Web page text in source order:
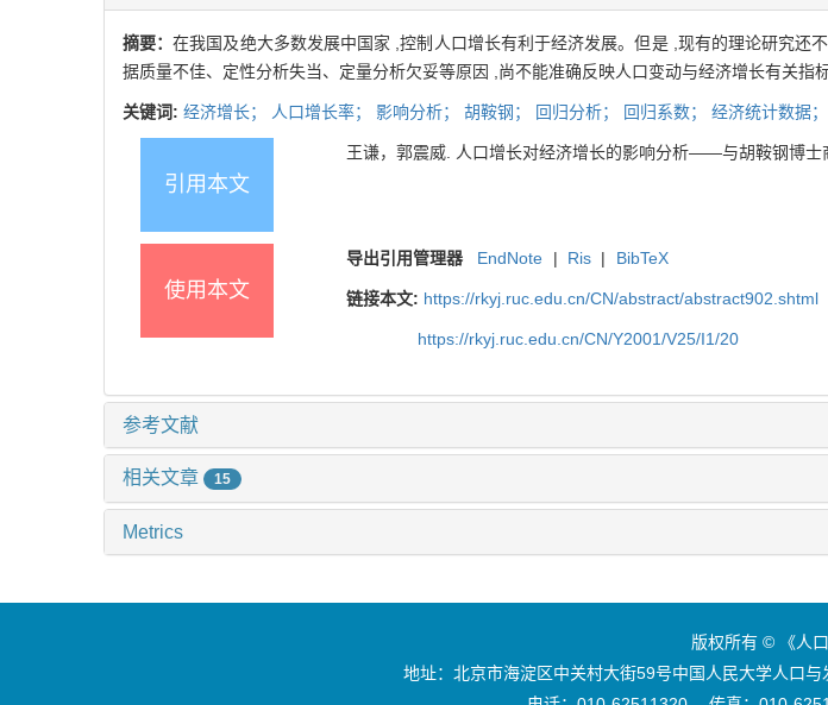
摘要：在我国及绝大多数发展中国家 ,控制人口增长有利于经济发展。但是 ,现有的理论研究还
据质量不佳、定性分析失当、定量分析欠妥等原因 ,尚不能准确反映人口变动与经济增长有关指
关键词: 经济增长； 人口增长率； 影响分析； 胡鞍钢； 回归分析； 回归系数； 经济统计数据；
引用本文
王谦，郭震威. 人口增长对经济增长的影响分析——与胡鞍钢博士
使用本文
导出引用管理器 EndNote | Ris | BibTeX
链接本文: https://rkyj.ruc.edu.cn/CN/abstract/abstract902.shtml
https://rkyj.ruc.edu.cn/CN/Y2001/V25/I1/20
参考文献
相关文章 15
Metrics
版权所有 © 《人
地址：北京市海淀区中关村大街59号中国人民大学人口